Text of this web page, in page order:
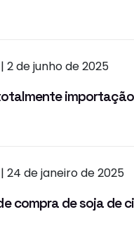
| 2 de junho de 2025
| 24 de janeiro de 2025
compra de soja de